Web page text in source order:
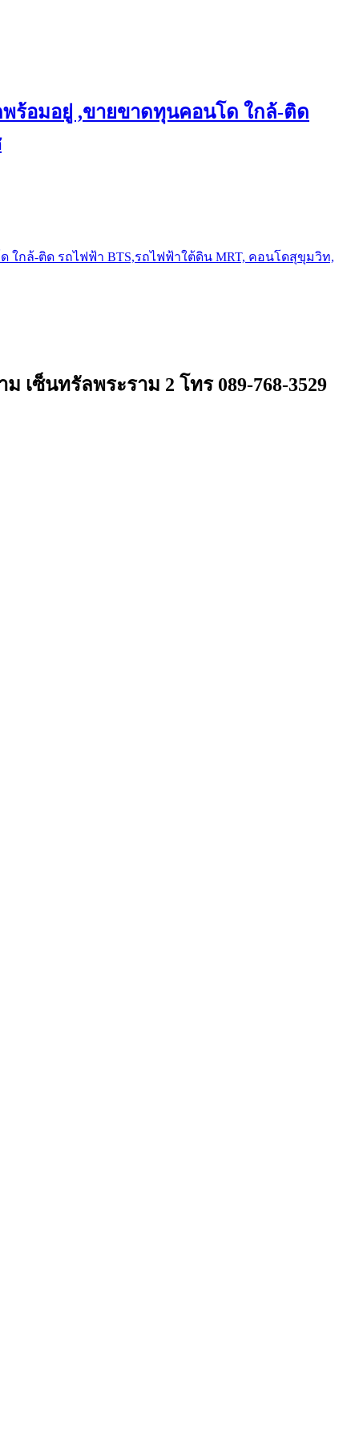
ร้อมอยู่ ,ขายขาดทุนคอนโด ใกล้-ติด
กล้-ติด รถไฟฟ้า BTS,รถไฟฟ้าใต้ดิน MRT, คอนโดสุขุมวิท,
ซ็นทรัลพระราม 2 โทร 089-768-3529